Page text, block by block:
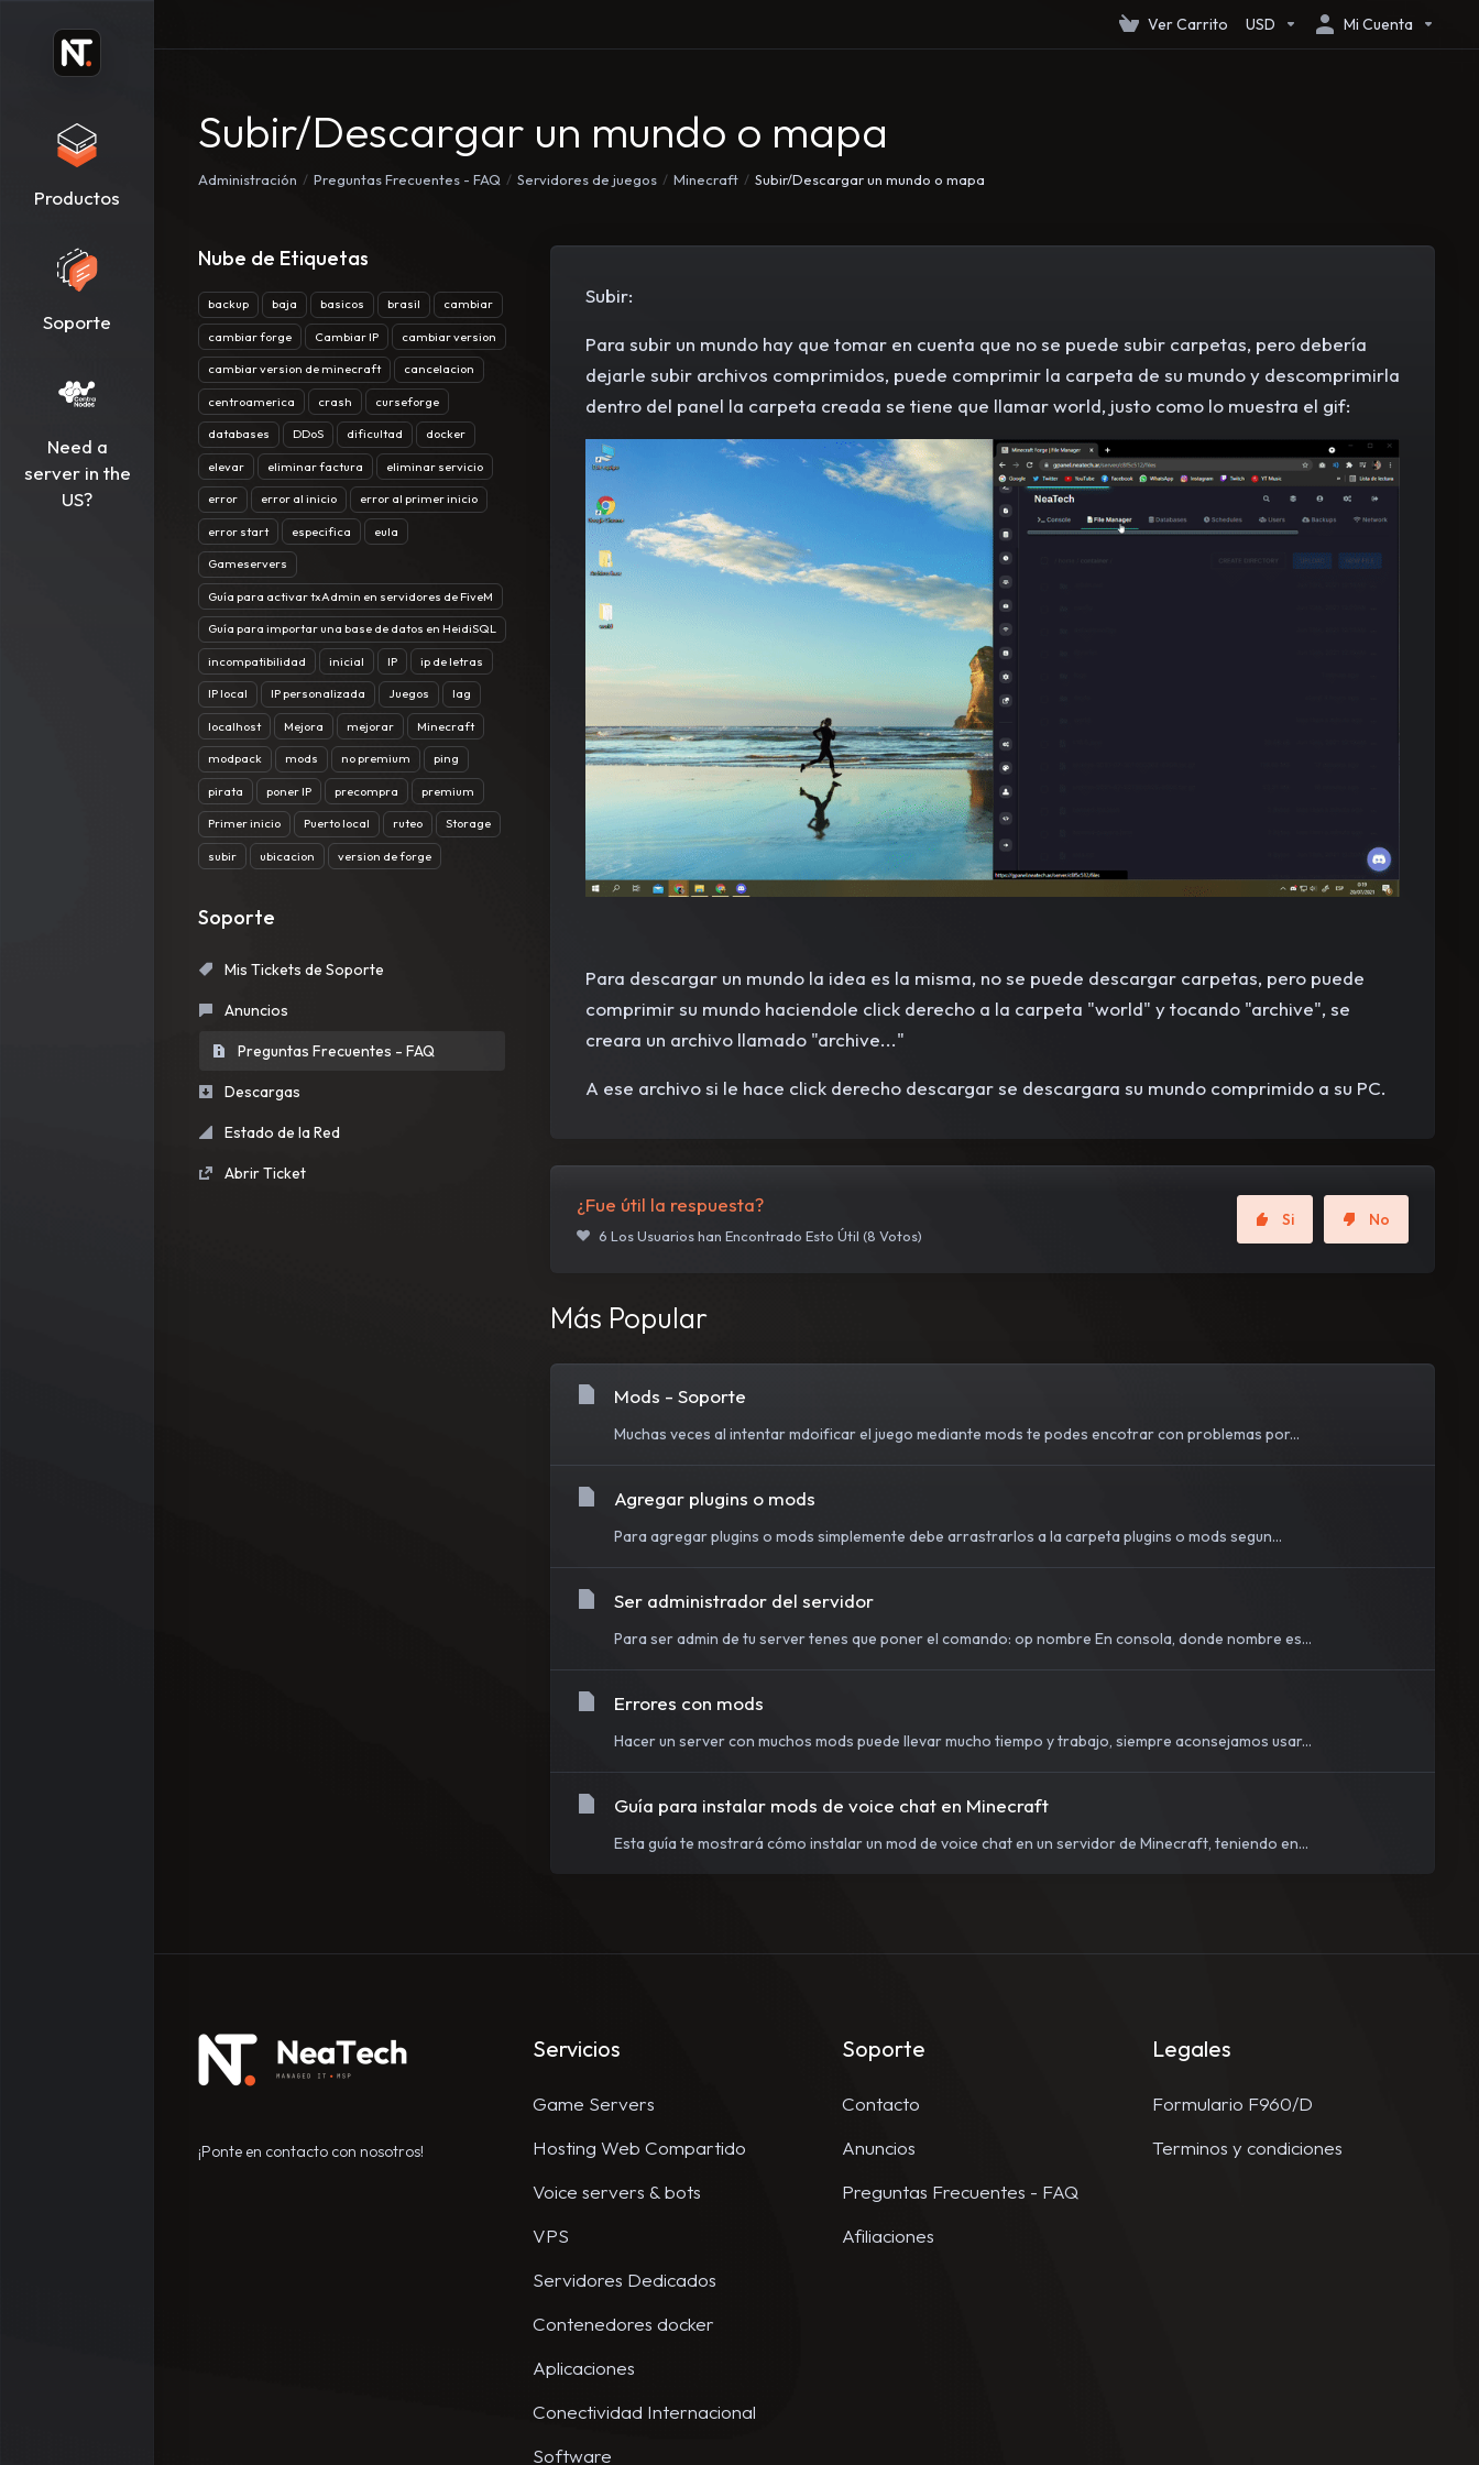
Productos
Soporte
Need a
server in the
US?
Ver Carrito USD Mi Cuenta
Subir/Descargar un mundo o mapa
Administración Preguntas Frecuentes - FAQ Servidores de juegos Minecraft Subir/Descargar un mundo o mapa
Nube de Etiquetas
backup baja basicos brasil cambiar
cambiar forge Cambiar IP cambiar version
cambiar version de minecraft cancelacion
centroamerica crash curseforge
databases DDoS dificultad docker
elevar eliminar factura eliminar servicio
error error al inicio error al primer inicio
error start especifica eula
Gameservers
Guía para activar txAdmin en servidores de FiveM
Guía para importar una base de datos en HeidiSQL
incompatibilidad inicial IP ip de letras
IP local IP personalizada Juegos lag
localhost Mejora mejorar Minecraft
modpack mods no premium ping
pirata poner IP precompra premium
Primer inicio Puerto local ruteo Storage
subir ubicacion version de forge
Soporte
Mis Tickets de Soporte
Anuncios
Preguntas Frecuentes - FAQ
Descargas
Estado de la Red
Abrir Ticket
Subir:
Para subir un mundo hay que tomar en cuenta que no se puede subir carpetas, pero debería
dejarle subir archivos comprimidos, puede comprimir la carpeta de su mundo y descomprimirla
dentro del panel la carpeta creada se tiene que llamar world, justo como lo muestra el gif:
Para descargar un mundo la idea es la misma, no se puede descargar carpetas, pero puede
comprimir su mundo haciendole click derecho a la carpeta "world" y tocando "archive", se
creara un archivo llamado "archive..."
A ese archivo si le hace click derecho descargar se descargara su mundo comprimido a su PC.
¿Fue útil la respuesta?
6 Los Usuarios han Encontrado Esto Útil (8 Votos)
Si No
Más Popular
Mods - Soporte
Muchas veces al intentar mdoificar el juego mediante mods te podes encotrar con problemas por...
Agregar plugins o mods
Para agregar plugins o mods simplemente debe arrastrarlos a la carpeta plugins o mods segun...
Ser administrador del servidor
Para ser admin de tu server tenes que poner el comando: op nombre En consola, donde nombre es...
Errores con mods
Hacer un server con muchos mods puede llevar mucho tiempo y trabajo, siempre aconsejamos usar...
Guía para instalar mods de voice chat en Minecraft
Esta guía te mostrará cómo instalar un mod de voice chat en un servidor de Minecraft, teniendo en...
¡Ponte en contacto con nosotros!
Servicios
Game Servers
Hosting Web Compartido
Voice servers & bots
VPS
Servidores Dedicados
Contenedores docker
Aplicaciones
Conectividad Internacional
Software
Soporte
Contacto
Anuncios
Preguntas Frecuentes - FAQ
Afiliaciones
Legales
Formulario F960/D
Terminos y condiciones